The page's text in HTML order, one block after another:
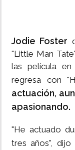
Jodie Foster
"Little Man
las película
regresa con
actuación,
apasionando.
"He actuado
tres años", dijo